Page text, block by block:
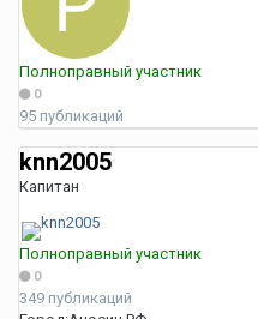
Полноправный участник
0
95 публикаций
knn2005
Капитан
Полноправный участник
0
349 публикаций